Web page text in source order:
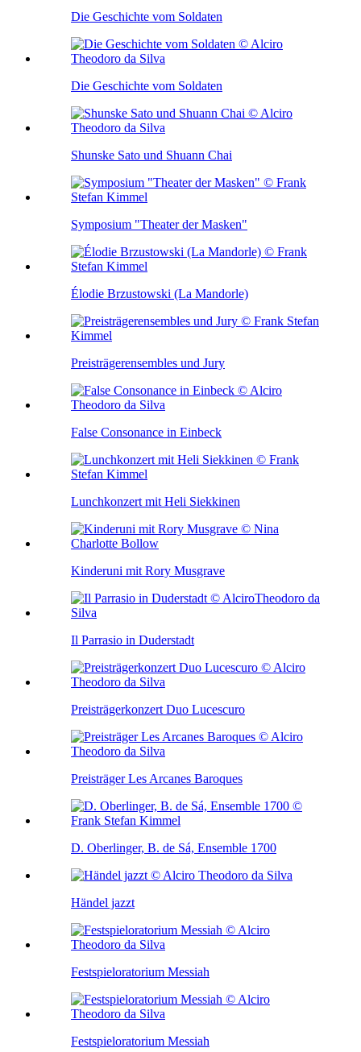
Die Geschichte vom Soldaten
Die Geschichte vom Soldaten
Shunske Sato und Shuann Chai
Symposium "Theater der Masken"
Élodie Brzustowski (La Mandorle)
Preisträgerensembles und Jury
False Consonance in Einbeck
Lunchkonzert mit Heli Siekkinen
Kinderuni mit Rory Musgrave
Il Parrasio in Duderstadt
Preisträgerkonzert Duo Lucescuro
Preisträger Les Arcanes Baroques
D. Oberlinger, B. de Sá, Ensemble 1700
Händel jazzt
Festspieloratorium Messiah
Festspieloratorium Messiah